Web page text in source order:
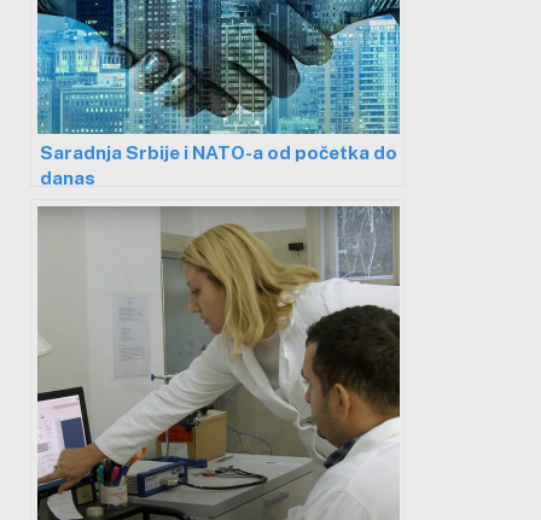
Saradnja Srbije i NATO-a od početka do
danas